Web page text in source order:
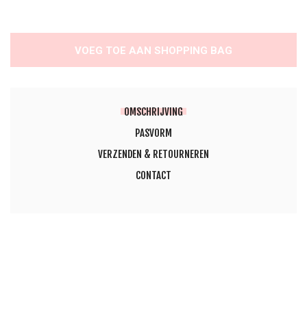
OMSCHRIJVING
PASVORM
VERZENDEN & RETOURNEREN
CONTACT
VOEG TOE AAN SHOPPING BAG